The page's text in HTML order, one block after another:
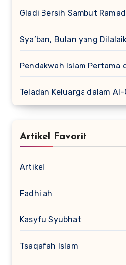
Gladi Bersih Sambut
Sya’ban, Bulan yang
Pendakwah Islam Pertama
Teladan Keluarga dalam Al-
Artikel Favorit
Artikel
Fadhilah
Kasyfu Syubhat
Tsaqafah Islam